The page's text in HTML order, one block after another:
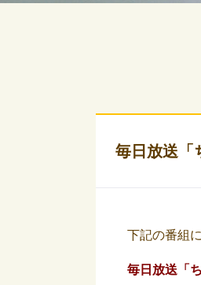
毎日放送「
下記の番組
毎日放送「